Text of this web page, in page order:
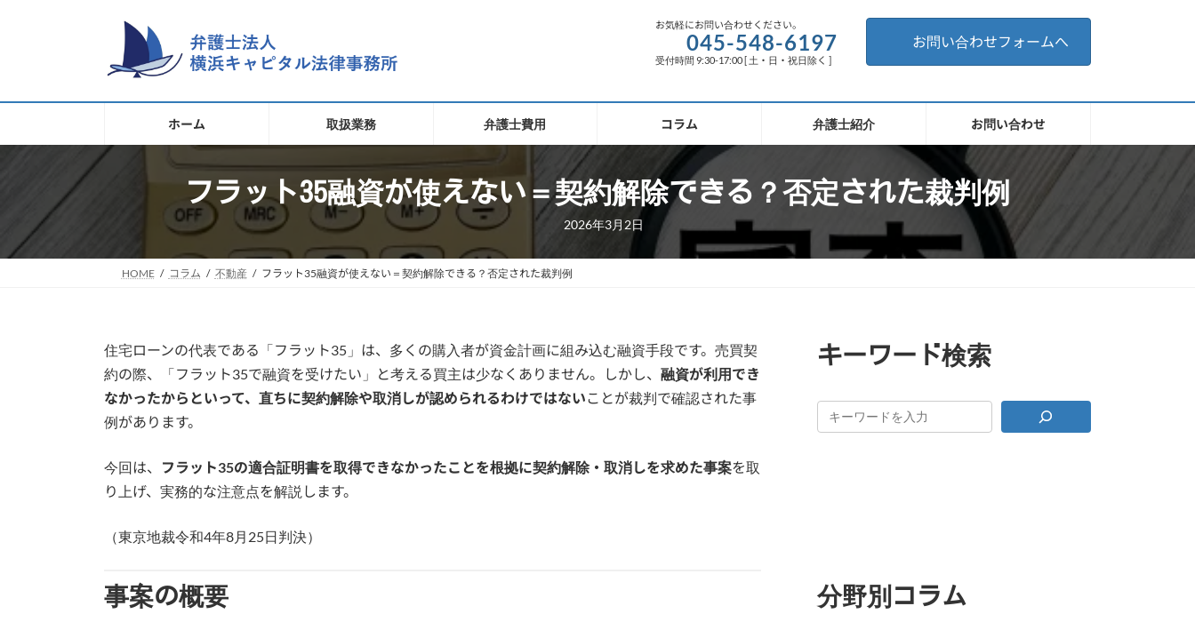
お気軽にお問い合わせください。
045-548-6197
受付時間 9:30-17:00 [ 土・日・祝日除く ]
お問い合わせフォームへ
ホーム 取扱業務 弁護士費用 コラム 弁護士紹介 お問い合わせ
フラット35融資が使えない＝契約解除できる？否定された裁判例
2026年3月2日
HOME コラム 不動産 フラット35融資が使えない＝契約解除できる？否定された裁判例
住宅ローンの代表である「フラット35」は、多くの購入者が資金計画に組み込む融資手段です。売買契
約の際、「フラット35で融資を受けたい」と考える買主は少なくありません。しかし、 融資が利用でき
なかったからといって、直ちに契約解除や取消しが認められるわけではないことが裁判で確認された事
例があります。
今回は、 フラット35の適合証明書を取得できなかったことを根拠に契約解除・取消しを求めた事案を取
り上げ、実務的な注意点を解説します。
（東京地裁令和4年8月25日判決）
事案の概要
キーワード検索
分野別コラム